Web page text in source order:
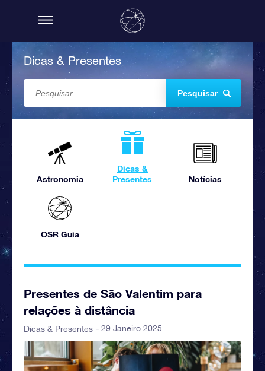
Dicas & Presentes
Pesquisar
Astronomia
Dicas &
Presentes
Notícias
OSR Guia
Presentes de São Valentim para
relações à distância
Dicas & Presentes - 29 Janeiro 2025